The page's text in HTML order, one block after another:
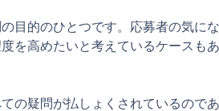
目的のひとつです。応募者の気に
を高めたいと考えているケースもあ
の疑問が払しょくされているので